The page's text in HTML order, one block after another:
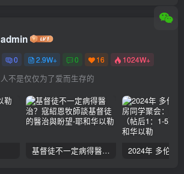
admin
0 2.9W+ 0 16 1024W+
人不是仅仅为了爱而生存的
基督徒不一定病得醫治？寇紹恩牧師談基督徒的醫治與盼望